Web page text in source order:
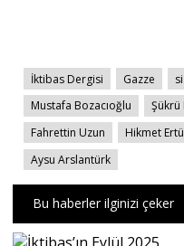
İktibas Dergisi Gazze
Mustafa Bozacıoğlu
Şükrü
Fahrettin Uzun
Hikmet
Aysu Arslantürk
Bu haberler ilginizi çeker